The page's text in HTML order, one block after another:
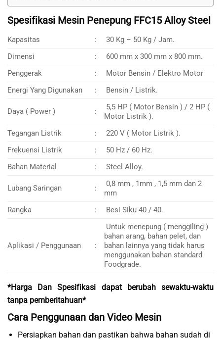
Spesifikasi Mesin Penepung FFC15 Alloy Steel
Kapasitas :
30 Kg – 50 Kg / Jam.
Dimensi
:
600 mm x 300 mm x 800 mm.
Penggerak
:
Motor Bensin / Elektro Motor
Energi Yang Digunakan
: Bensin / Listrik.
Daya ( Power ) :
5,5 HP ( Motor Bensin ) / 2 HP (
Motor Listrik ).
Tegangan Listrik
:
220 V ( Motor Listrik ).
Frekuensi Listrik
:
50 Hz / 60 Hz.
Bahan Material
: Steel Alloy.
Lubang Saringan :
0,8 mm , 1mm , 1,5 mm dan 2
mm
Rangka
: Besi Siku 40 / 40.
Aplikasi / Penggunaan :
Untuk menepung ( menggiling )
bahan arang, bahan pelet, dan
bahan lainnya yang tidak harus
menggunakan bahan standard
Foodgrade.
*Harga Dan Spesifikasi dapat berubah sewaktu-waktu
tanpa pemberitahuan*
Cara Penggunaan dan Video Mesin
Persiapkan bahan dan pastikan bahwa bahan sudah di